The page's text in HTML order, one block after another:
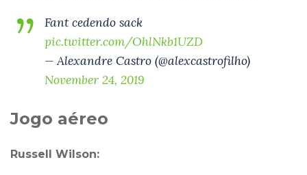
Fant cedendo sack
pic.twitter.com/OhlNkb1UZD
— Alexandre Castro (@alexcastrofilho)
November 24, 2019
Jogo aéreo
Russell Wilson: